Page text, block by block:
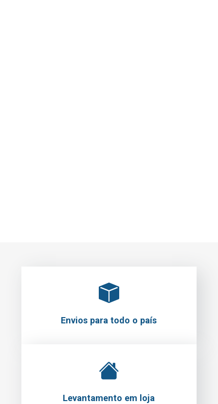
Envios para todo o país
Levantamento em loja